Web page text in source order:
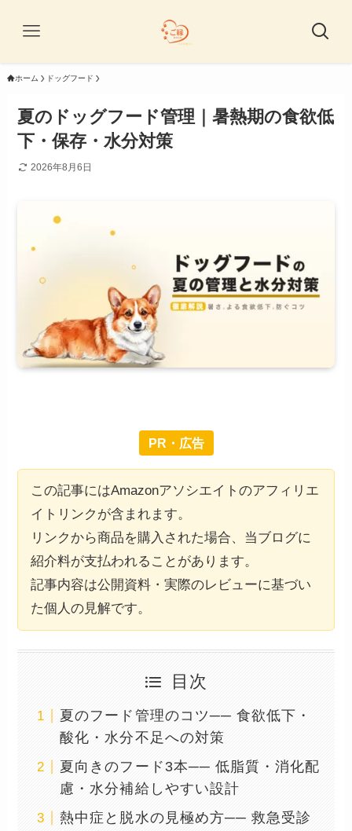
ホーム ドッグフード
夏のドッグフード管理｜暑熱期の食欲低
下・保存・水分対策
2026年8月6日
PR・広告
この記事にはAmazonアソシエイトのアフィリエ
イトリンクが含まれます。
リンクから商品を購入された場合、当ブログに
紹介料が支払われることがあります。
記事内容は公開資料・実際のレビューに基づい
た個人の見解です。
目次
夏のフード管理のコツ── 食欲低下・
酸化・水分不足への対策
夏向きのフード3本── 低脂質・消化配
慮・水分補給しやすい設計
熱中症と脱水の見極め方── 救急受診